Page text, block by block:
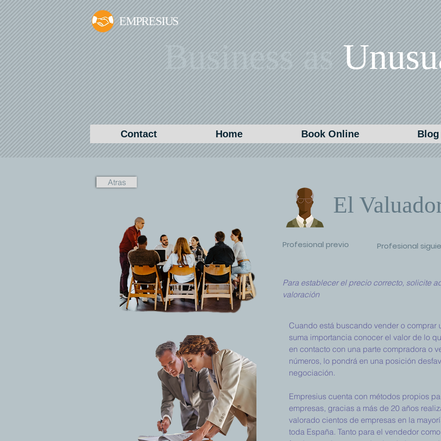
EMPRESIUS
Business as
Contact Home Book Online Blog
Atras
El
Profesional previo Profesional
Para establecer el precio correcto, solicite
valoración
Cuando está buscando vender o comprar
suma importancia conocer el valor de lo
en contacto con una parte compradora o
números, lo pondrá en una posición
negociación.
Empresius cuenta con métodos propios
empresas, gracias a más de 20 años
valorado cientos de empresas en la
toda España. Tanto para el vendedor